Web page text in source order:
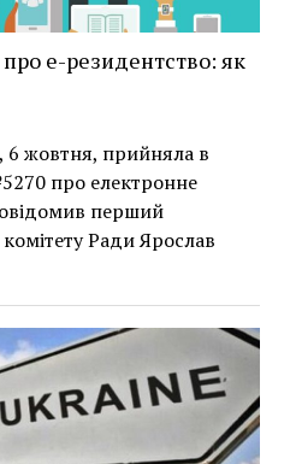
е-резидентство: як
6 жовтня, прийняла в
про електронне
перший
Ради Ярослав